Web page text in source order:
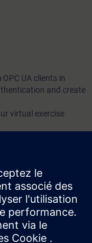
UA clients in
and create
virtual exercise